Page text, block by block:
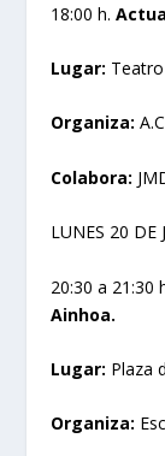
18:00 h.
Lugar:
Organiza:
Colabora:
LUNES 20 DE
20:30 a 21:30
Ainhoa.
Lugar: Plaza
Organiza: